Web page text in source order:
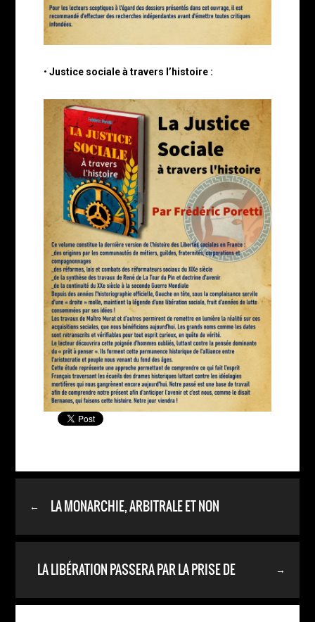
• Justice sociale à travers l’histoire :
← LA MONARCHIE, ARBITRALE ET NON
ARBITRAIRE. →
LA LIBÉRATION PASSERA PAR LA PRISE DE